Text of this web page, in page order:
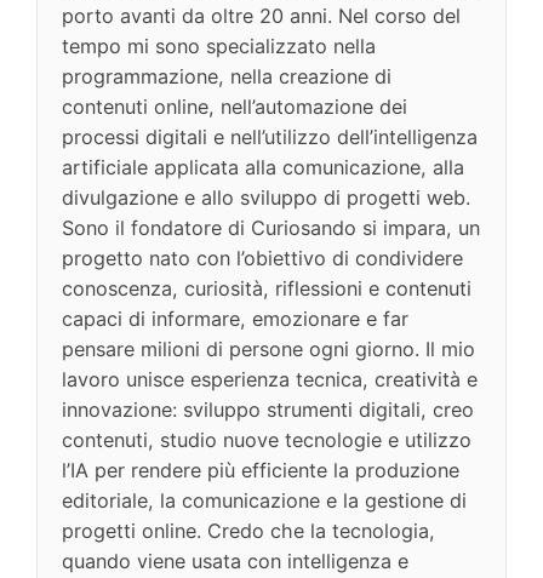
porto avanti da oltre 20 anni. Nel corso del
tempo mi sono specializzato nella
programmazione, nella creazione di
contenuti online, nell’automazione dei
processi digitali e nell’utilizzo dell’intelligenza
artificiale applicata alla comunicazione, alla
divulgazione e allo sviluppo di progetti web.
Sono il fondatore di Curiosando si impara, un
progetto nato con l’obiettivo di condividere
conoscenza, curiosità, riflessioni e contenuti
capaci di informare, emozionare e far
pensare milioni di persone ogni giorno. Il mio
lavoro unisce esperienza tecnica, creatività e
innovazione: sviluppo strumenti digitali, creo
contenuti, studio nuove tecnologie e utilizzo
l’IA per rendere più efficiente la produzione
editoriale, la comunicazione e la gestione di
progetti online. Credo che la tecnologia,
quando viene usata con intelligenza e